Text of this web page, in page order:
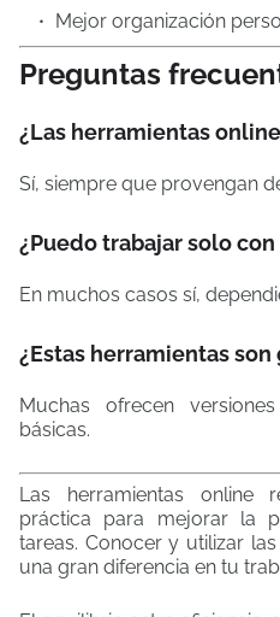
Mejor organización
Preguntas
¿Las herramientas
Sí, siempre que provengan
¿Puedo trabajar solo
En muchos casos sí,
¿Estas herramientas son
Muchas ofrecen
básicas.
Las herramientas online
práctica para mejorar la
tareas. Conocer y utilizar
una gran diferencia en tu